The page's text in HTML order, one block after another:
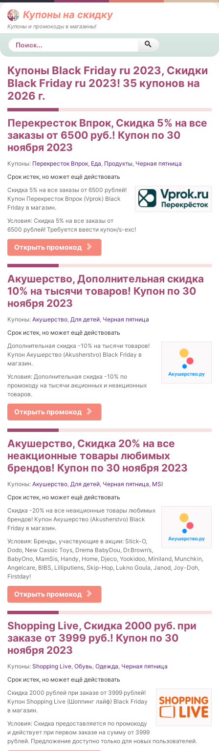
Купоны на скидку
Купоны и промокоды в магазины!
Поиск
Купоны Black Friday ru 2023, Скидки
Black Friday ru 2023! 35 купонов на
2026 г.
Перекресток Впрок, Скидка 5% на все
заказы от 6500 руб.! Купон по 30
ноября 2023
Купоны: Перекресток Впрок, Еда, Продукты, Черная пятница
Срок истек, но может ещё действовать
Скидка 5% на все заказы от 6500 рублей!
Купон Перекресток Впрок (Vprok) Black
Friday в магазин.
Условия: Скидка 5% на все заказы от
6500 рублей! Требуется ввести купон/s-exc!
Открыть промокод
Акушерство, Дополнительная скидка
10% на тысячи товаров! Купон по 30
ноября 2023
Купоны: Акушерство, Для детей, Черная пятница
Срок истек, но может ещё действовать
Дополнительная скидка -10% на тысячи товаров!
Купон Акушерство (Akusherstvo) Black Friday в
магазин.
Условия: Дополнительная скидка -10% по
промокоду на тысячи акционных и неакционных
товаров.
Открыть промокод
Акушерство, Скидка 20% на все
неакционные товары любимых
брендов! Купон по 30 ноября 2023
Купоны: Акушерство, Для детей, Черная пятница, MSI
Срок истек, но может ещё действовать
Скидка -20% на все неакционные товары любимых
брендов! Купон Акушерство (Akusherstvo) Black
Friday в магазин.
Условия: Бренды, участвующие в акции: Stick-O,
Dodo, New Cassic Toys, Drema BabyDou, Dr.Brown’s,
BabyOno, MamSis, Handy, Home, Djeco, Yookidoo, Miniland, Munchkin,
Angelcare, BIBS, Lilliputiens, Skip-Hop, Lukno Goula, Janod, Joy-Doh,
Firstday!
Открыть промокод
Shopping Live, Скидка 2000 руб. при
заказе от 3999 руб.! Купон по 30
ноября 2023
Купоны: Shopping Live, Обувь, Одежда, Черная пятница
Срок истек, но может ещё действовать
Скидка 2000 рублей при заказе от 3999 рублей!
Купон Shopping Live (Шоппинг лайф) Black Friday
в магазин.
Условия: Скидка предоставляется по промокоду
и действует при первом заказе на сумму от 3999
рублей. Предложение доступно только для новых пользователей.